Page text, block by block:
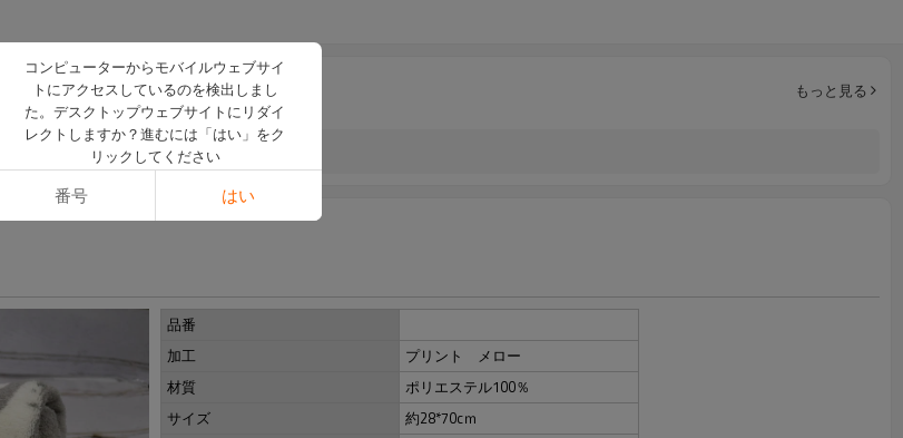
もっと見る
品番
加工
プリント メロー
材質
ポリエステル100％
サイズ
約28*70cｍ
コンピューターからモバイルウェブサイ
トにアクセスしているのを検出しまし
た。デスクトップウェブサイトにリダイ
レクトしますか？進むには「はい」をク
リックしてください
番号 はい